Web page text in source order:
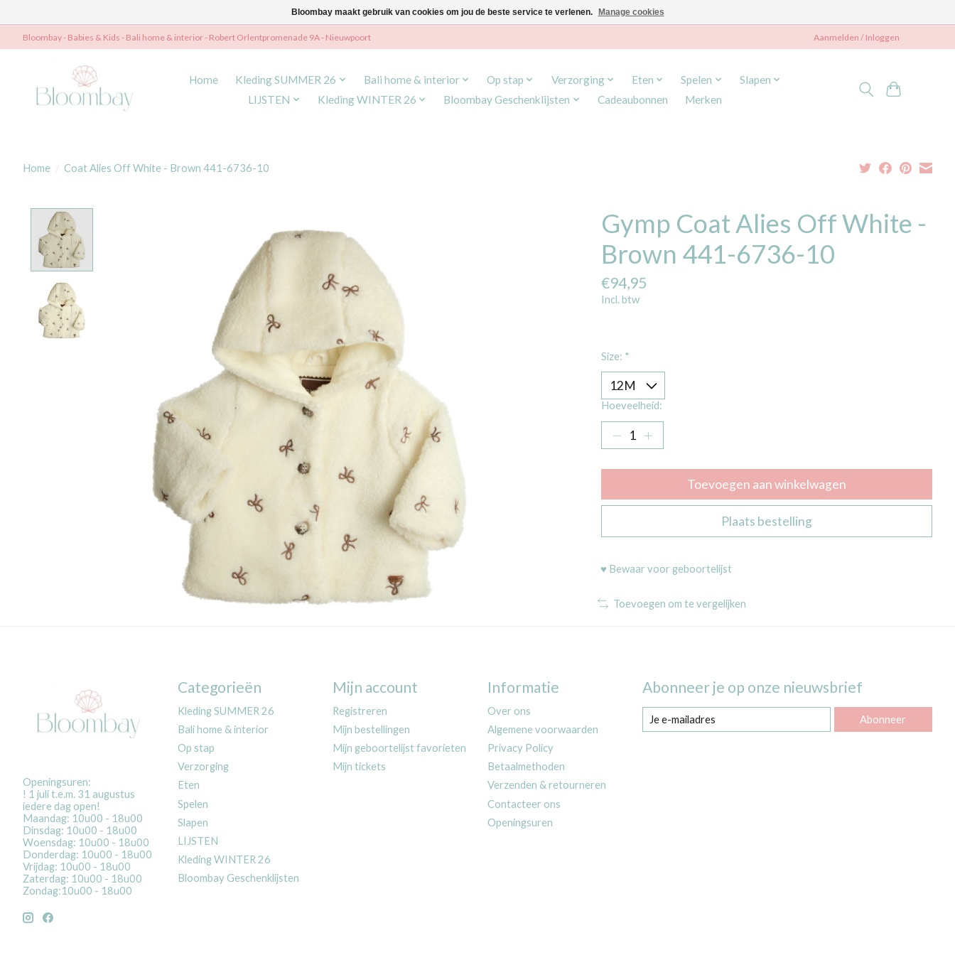
Bloombay - Babies & Kids - Bali home & interior - Robert Orlentpromenade 9A - Nieuwpoort Aanmelden / Inloggen
Home Kleding SUMMER 26 Bali home & interior Op stap Verzorging Eten Spelen
Slapen
LIJSTEN
Kleding WINTER 26 Bloombay Geschenklijsten Cadeaubonnen Merken
Home / Coat Alies Off White - Brown 441-6736-10
Gymp Coat Alies Off White -
Brown 441-6736-10
€94,95
Incl. btw
Size: *
Hoeveelheid:
Toevoegen aan winkelwagen
Plaats bestelling
♥ Bewaar voor geboortelijst
Toevoegen om te vergelijken
Openingsuren:
! 1 juli t.e.m. 31 augustus
iedere dag open!
Maandag: 10u00 - 18u00
Dinsdag: 10u00 - 18u00
Woensdag: 10u00 - 18u00
Donderdag: 10u00 - 18u00
Vrijdag: 10u00 - 18u00
Zaterdag: 10u00 - 18u00
Zondag:10u00 - 18u00
Categorieën
Kleding SUMMER 26
Bali home & interior
Op stap
Verzorging
Eten
Spelen
Slapen
LIJSTEN
Kleding WINTER 26
Bloombay Geschenklijsten
Mijn account
Registreren
Mijn bestellingen
Mijn geboortelijst favorieten
Mijn tickets
Informatie
Over ons
Algemene voorwaarden
Privacy Policy
Betaalmethoden
Verzenden & retourneren
Contacteer ons
Openingsuren
Abonneer je op onze nieuwsbrief
Abonneer
Bloombay maakt gebruik van cookies om jou de beste service te verlenen. Manage cookies